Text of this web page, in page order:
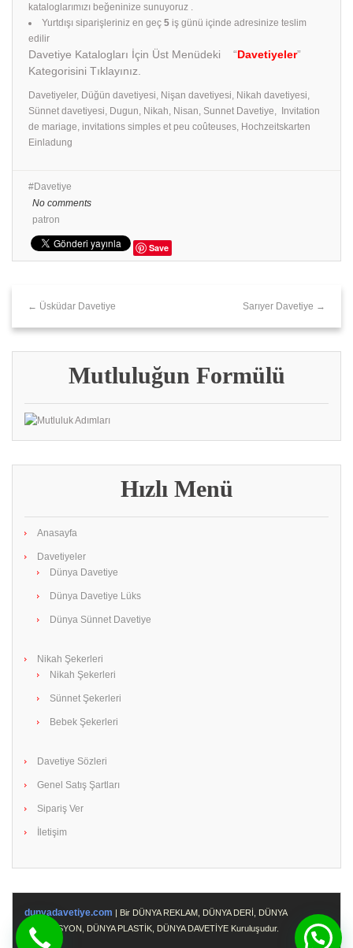
kataloglarımızı beğeninize sunuyoruz .
Yurtdışı siparişleriniz en geç 5 iş günü içinde adresinize teslim
edilir
Davetiye Katalogları İçin Üst Menüdeki “Davetiyeler”
Kategorisini Tıklayınız.
Davetiyeler, Düğün davetiyesi, Nişan davetiyesi, Nikah davetiyesi,
Sünnet davetiyesi, Dugun, Nikah, Nisan, Sunnet Davetiye, Invitation
de mariage, invitations simples et peu coûteuses, Hochzeitskarten
Einladung
Davetiye
No comments
patron
Save
← Üsküdar Davetiye Sarıyer Davetiye →
Mutluluğun Formülü
Hızlı Menü
Anasayfa
Davetiyeler
Dünya Davetiye
Dünya Davetiye Lüks
Dünya Sünnet Davetiye
Nikah Şekerleri
Nikah Şekerleri
Sünnet Şekerleri
Bebek Şekerleri
Davetiye Sözleri
Genel Satış Şartları
Sipariş Ver
İletişim
dunyadavetiye.com | Bir DÜNYA REKLAM, DÜNYA DERİ, DÜNYA
PROMOSYON, DÜNYA PLASTİK, DÜNYA DAVETİYE Kuruluşudur.